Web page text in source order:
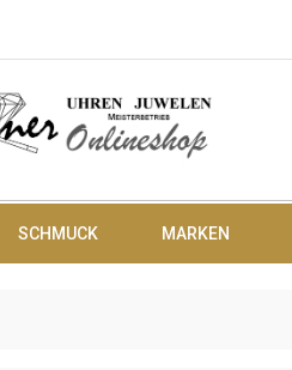
SCHMUCK MARKEN